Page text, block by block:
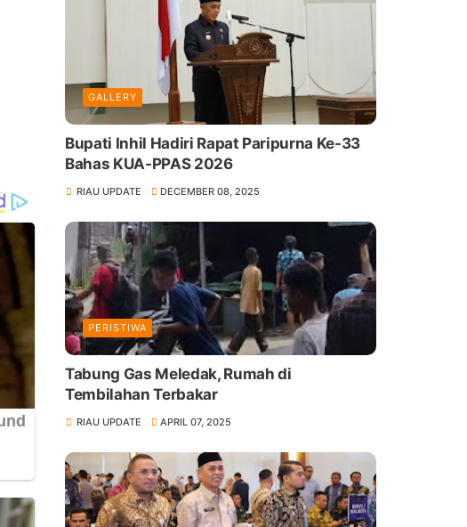
GALLERY
Bupati Inhil Hadiri Rapat Paripurna Ke-33
Bahas KUA-PPAS 2026
RIAU UPDATE DECEMBER 08, 2025
PERISTIWA
Tabung Gas Meledak, Rumah di
Tembilahan Terbakar
RIAU UPDATE APRIL 07, 2025